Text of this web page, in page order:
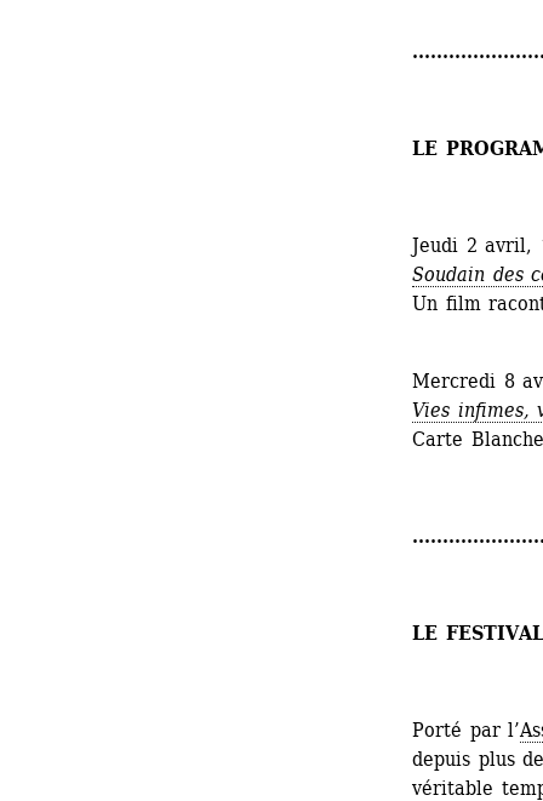
LE
Jeudi 2 avril,
Soudain des
Un film
Mercredi 8
Vies infimes,
Carte
LE FESTIVAL
Porté par l’
depuis plus
véritable